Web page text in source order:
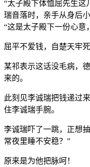
“太子殿下体恤屈先生这
瑞音落时，亲手从身后
“这是太子殿下一份心意
屈平不爱钱，自楚天牢
某祁表示这话没毛病，
来的。
此刻见李诚瑞把钱递过
住李诚瑞手腕。
李诚瑞吓了一跳，正想
常夜里睡不安稳？”
原来是为他把脉呵！